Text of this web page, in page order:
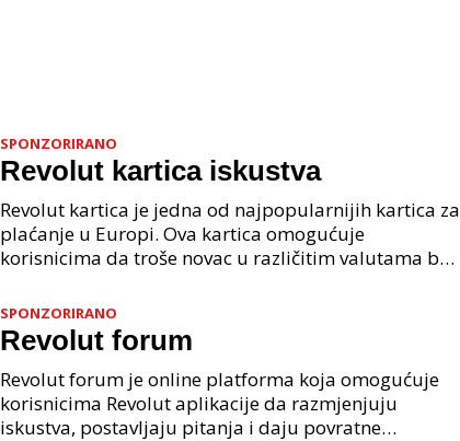
SPONZORIRANO
Revolut kartica iskustva
Revolut kartica je jedna od najpopularnijih kartica za
plaćanje u Europi. Ova kartica omogućuje
korisnicima da troše novac u različitim valutama bez
SPONZORIRANO
Revolut forum
Revolut forum je online platforma koja omogućuje
korisnicima Revolut aplikacije da razmjenjuju
iskustva, postavljaju pitanja i daju povratne